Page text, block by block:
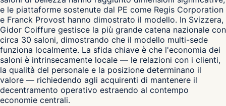
e le piattaforme sostenute dal PE come Regis Corporation
e Franck Provost hanno dimostrato il modello. In Svizzera,
Gidor Coiffure gestisce la più grande catena nazionale con
circa 30 saloni, dimostrando che il modello multi-sede
funziona localmente. La sfida chiave è che l'economia dei
saloni è intrinsecamente locale — le relazioni con i clienti,
la qualità del personale e la posizione determinano il
valore — richiedendo agli acquirenti di mantenere il
decentramento operativo estraendo al contempo
economie centrali.